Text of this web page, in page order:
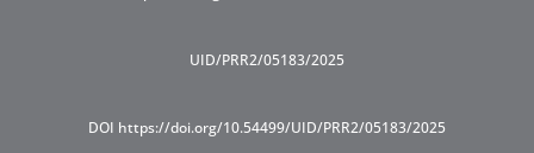
UID/PRR2/05183/2025
DOI https://doi.org/10.54499/UID/PRR2/05183/2025